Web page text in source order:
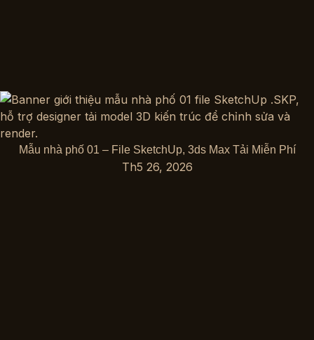
Mẫu nhà phố 01 – File SketchUp, 3ds Max Tải Miễn Phí
Th5 26, 2026